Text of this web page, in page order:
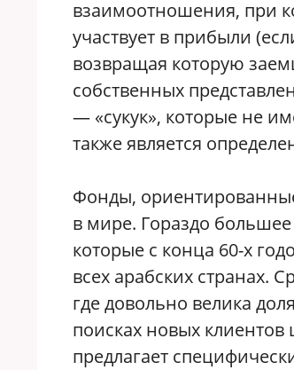
взаимоотношения, при
участвует в прибыли
возвращая которую
собственных
— «сукук», которые не
также является
Фонды,
в мире. Гораздо
которые с конца 60-х
всех арабских странах.
где довольно велика
поисках новых
предлагает